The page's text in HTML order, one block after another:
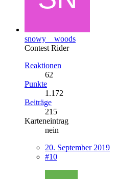
snowy__woods
Contest Rider
Reaktionen
62
Punkte
1.172
Beiträge
215
Karteneintrag
nein
20. September 2019
#10